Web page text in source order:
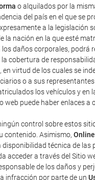
o alquilados por la
del país en el que se
a la legislación
la nación en la que esté
daños corporales, podrá
cobertura de
virtud de los cuales se
o a sus representantes
los vehículos y en
web puede haber enlaces a
control sobre estos
contenido. Asimismo,
disponibilidad técnica de las
acceder a través del Sitio
de los daños y
infracción por parte de un